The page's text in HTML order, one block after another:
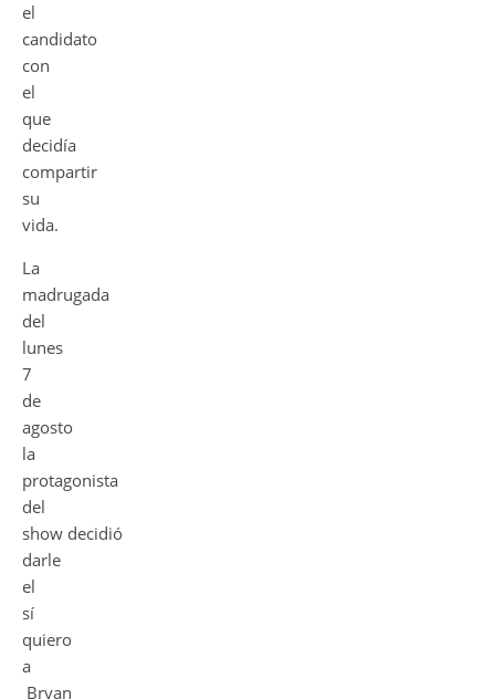
el
candidato
con
el
que
decidía
compartir
su
vida.
La
madrugada
del
lunes
7
de
agosto
la
protagonista
del
show decidió
darle
el
sí
quiero
a
Bryan